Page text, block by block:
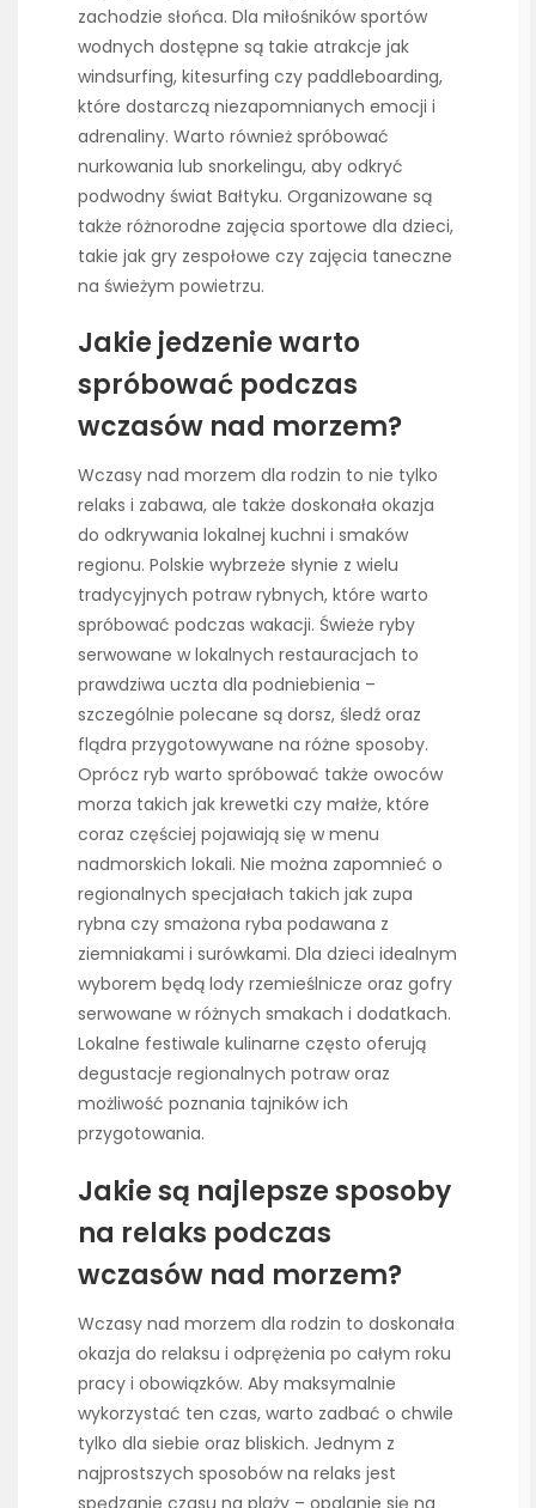
zachodzie słońca. Dla miłośników sportów
wodnych dostępne są takie atrakcje jak
windsurfing, kitesurfing czy paddleboarding,
które dostarczą niezapomnianych emocji i
adrenaliny. Warto również spróbować
nurkowania lub snorkelingu, aby odkryć
podwodny świat Bałtyku. Organizowane są
także różnorodne zajęcia sportowe dla dzieci,
takie jak gry zespołowe czy zajęcia taneczne
na świeżym powietrzu.
Jakie jedzenie warto
spróbować podczas
wczasów nad morzem?
Wczasy nad morzem dla rodzin to nie tylko
relaks i zabawa, ale także doskonała okazja
do odkrywania lokalnej kuchni i smaków
regionu. Polskie wybrzeże słynie z wielu
tradycyjnych potraw rybnych, które warto
spróbować podczas wakacji. Świeże ryby
serwowane w lokalnych restauracjach to
prawdziwa uczta dla podniebienia –
szczególnie polecane są dorsz, śledź oraz
flądra przygotowywane na różne sposoby.
Oprócz ryb warto spróbować także owoców
morza takich jak krewetki czy małże, które
coraz częściej pojawiają się w menu
nadmorskich lokali. Nie można zapomnieć o
regionalnych specjałach takich jak zupa
rybna czy smażona ryba podawana z
ziemniakami i surówkami. Dla dzieci idealnym
wyborem będą lody rzemieślnicze oraz gofry
serwowane w różnych smakach i dodatkach.
Lokalne festiwale kulinarne często oferują
degustacje regionalnych potraw oraz
możliwość poznania tajników ich
przygotowania.
Jakie są najlepsze sposoby
na relaks podczas
wczasów nad morzem?
Wczasy nad morzem dla rodzin to doskonała
okazja do relaksu i odprężenia po całym roku
pracy i obowiązków. Aby maksymalnie
wykorzystać ten czas, warto zadbać o chwile
tylko dla siebie oraz bliskich. Jednym z
najprostszych sposobów na relaks jest